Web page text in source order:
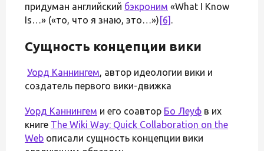
придуман английский бэкроним «What I Know
Is…» («то, что я знаю, это…») [6] .
Сущность концепции вики
Уорд Каннингем, автор идеологии вики и
создатель первого вики-движка
Уорд Каннингем и его соавтор Бо Леуф в их
книге The Wiki Way: Quick Collaboration on the
Web описали сущность концепции вики